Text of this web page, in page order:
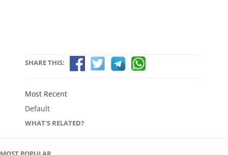
SHARE THIS:
Most Recent
Default
WHAT'S RELATED?